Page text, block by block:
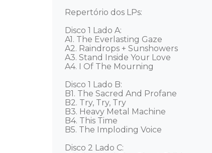
Repertório dos LPs:
Disco 1 Lado A:
A1. The Everlasting Gaze
A2. Raindrops + Sunshowers
A3. Stand Inside Your Love
A4. I Of The Mourning
Disco 1 Lado B:
B1. The Sacred And Profane
B2. Try, Try, Try
B3. Heavy Metal Machine
B4. This Time
B5. The Imploding Voice
Disco 2 Lado C: